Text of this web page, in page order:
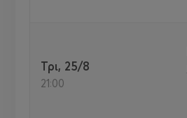
Τρι, 25/8
21:00